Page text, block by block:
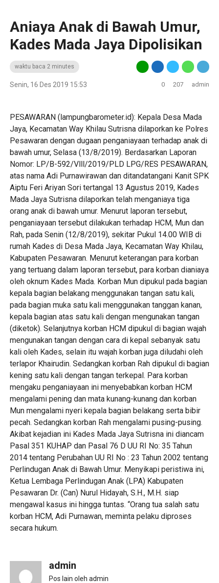
Aniaya Anak di Bawah Umur,
Kades Mada Jaya Dipolisikan
waktu baca 2 minutes
Senin, 16 Des 2019 15:53 0 207 admin
PESAWARAN (lampungbarometer.id): Kepala Desa Mada
Jaya, Kecamatan Way Khilau Sutrisna dilaporkan ke Polres
Pesawaran dengan dugaan penganiayaan terhadap anak di
bawah umur, Selasa (13/8/2019). Berdasarkan Laporan
Nomor: LP/B-592/Vlll/2019/PLD LPG/RES PESAWARAN,
atas nama Adi Purnawirawan dan ditandatangani Kanit SPK
Aiptu Feri Ariyan Sori tertangal 13 Agustus 2019, Kades
Mada Jaya Sutrisna dilaporkan telah menganiaya tiga
orang anak di bawah umur. Menurut laporan tersebut,
penganiayaan tersebut dilakukan terhadap HCM, Mun dan
Rah, pada Senin (12/8/2019), sekitar Pukul 14.00 WIB di
rumah Kades di Desa Mada Jaya, Kecamatan Way Khilau,
Kabupaten Pesawaran. Menurut keterangan para korban
yang tertuang dalam laporan tersebut, para korban dianiaya
oleh oknum Kades Mada. Korban Mun dipukul pada bagian
kepala bagian belakang menggunakan tangan satu kali,
pada bagian muka satu kali menggunakan tanggan kanan,
kepala bagian atas satu kali dengan mengunakan tangan
(diketok). Selanjutnya korban HCM dipukul di bagian wajah
mengunakan tangan dengan cara di kepal sebanyak satu
kali oleh Kades, selain itu wajah korban juga diludahi oleh
terlapor Khairudin. Sedangkan korban Rah dipukul di bagian
kening satu kali dengan tangan terkepal. Para korban
mengaku penganiayaan ini menyebabkan korban HCM
mengalami pening dan mata kunang-kunang dan korban
Mun mengalami nyeri kepala bagian belakang serta bibir
pecah. Sedangkan korban Rah mengalami pusing-pusing.
Akibat kejadian ini Kades Mada Jaya Sutrisna ini diancam
Pasal 351 KUHAP dan Pasal 76 D UU RI No: 35 Tahun
2014 tentang Perubahan UU RI No : 23 Tahun 2002 tentang
Perlindugan Anak di Bawah Umur. Menyikapi peristiwa ini,
Ketua Lembaga Perlindugan Anak (LPA) Kabupaten
Pesawaran Dr. (Can) Nurul Hidayah, S.H., M.H. siap
mengawal kasus ini hingga tuntas. “Orang tua salah satu
korban HCM, Adi Purnawan, meminta pelaku diproses
secara hukum.
admin
Pos lain oleh admin